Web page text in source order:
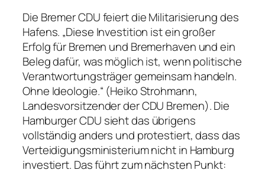
Die Bremer CDU feiert die Militarisierung des
Hafens. „Diese Investition ist ein großer
Erfolg für Bremen und Bremerhaven und ein
Beleg dafür, was möglich ist, wenn politische
Verantwortungsträger gemeinsam handeln.
Ohne Ideologie.“ (Heiko Strohmann,
Landesvorsitzender der CDU Bremen). Die
Hamburger CDU sieht das übrigens
vollständig anders und protestiert, dass das
Verteidigungsministerium nicht in Hamburg
investiert. Das führt zum nächsten Punkt: